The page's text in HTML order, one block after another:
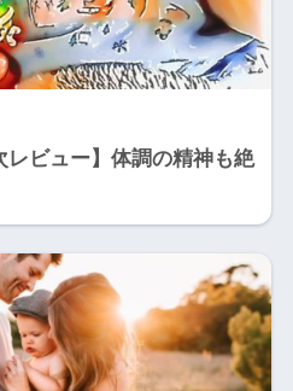
ビュー】体調の精神も絶